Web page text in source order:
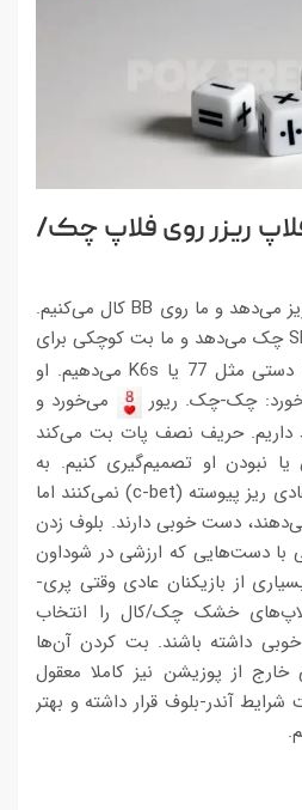
ریزر روی فلاپ چک/
یک بازیکن عادی روی SB ریز می‌دهد و ما روی BB کال می‌کنیم.
می‌خورد. SB چک می‌دهد و ما بت کوچکی برای
محافظت از کارت‌هایمان با دستی مثل 77 یا K6s می‌دهیم. او
چک-چک. ریور
می‌خورد و
داریم. حریف نصف پات بت می‌کند
نبودن او تصمیم‌گیری کنیم. به
صورت کلی وقتی بازیکنان عادی ریز پیوسته (c-bet) نمی‌کنند اما
دست خوبی دارند. بلوف زدن
با دست‌هایی که ارزشی در شوداون
از بازیکنان عادی وقتی پری-
خشک چک/کال را انتخاب
داشته باشند. بت کردن آن‌ها
از پوزیشن نیز کاملا معقول
آندر-بلوف قرار داشته و بهتر